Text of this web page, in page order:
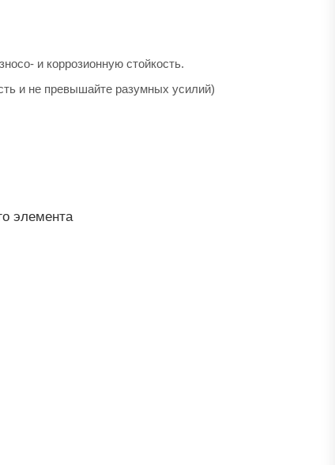
и коррозионную стойкость.
и не превышайте разумных усилий)
элемента